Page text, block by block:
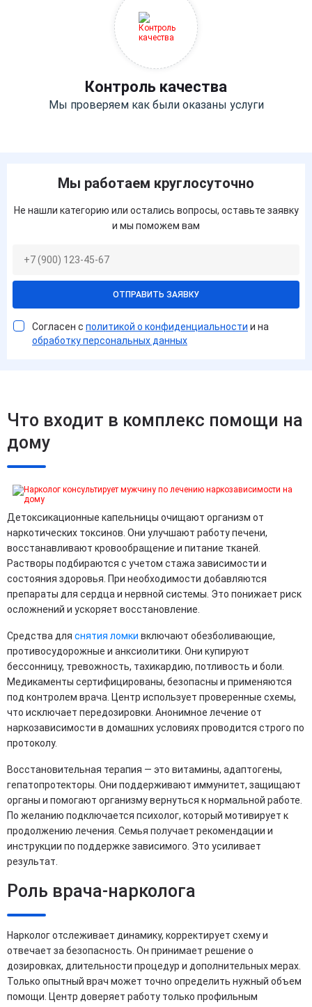
Контроль качества
Мы проверяем как были оказаны услуги
Мы работаем круглосуточно
Не нашли категорию или остались вопросы, оставьте заявку
и мы поможем вам
ОТПРАВИТЬ ЗАЯВКУ
Согласен с политикой о конфиденциальности и на
обработку персональных данных
Что входит в комплекс помощи на
дому
Детоксикационные капельницы очищают организм от
наркотических токсинов. Они улучшают работу печени,
восстанавливают кровообращение и питание тканей.
Растворы подбираются с учетом стажа зависимости и
состояния здоровья. При необходимости добавляются
препараты для сердца и нервной системы. Это понижает риск
осложнений и ускоряет восстановление.
Средства для снятия ломки включают обезболивающие,
противосудорожные и анксиолитики. Они купируют
бессонницу, тревожность, тахикардию, потливость и боли.
Медикаменты сертифицированы, безопасны и применяются
под контролем врача. Центр использует проверенные схемы,
что исключает передозировки. Анонимное лечение от
наркозависимости в домашних условиях проводится строго по
протоколу.
Восстановительная терапия — это витамины, адаптогены,
гепатопротекторы. Они поддерживают иммунитет, защищают
органы и помогают организму вернуться к нормальной работе.
По желанию подключается психолог, который мотивирует к
продолжению лечения. Семья получает рекомендации и
инструкции по поддержке зависимого. Это усиливает
результат.
Роль врача-нарколога
Нарколог отслеживает динамику, корректирует схему и
отвечает за безопасность. Он принимает решение о
дозировках, длительности процедур и дополнительных мерах.
Только опытный врач может точно определить нужный объем
помощи. Центр доверяет работу только профильным